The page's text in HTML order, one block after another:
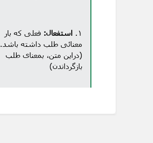
۱. استفعال: فعلی که بار
معنائی طلب داشته باشد.
(دراین متن، بمعنای طلب
بازگرداندن)